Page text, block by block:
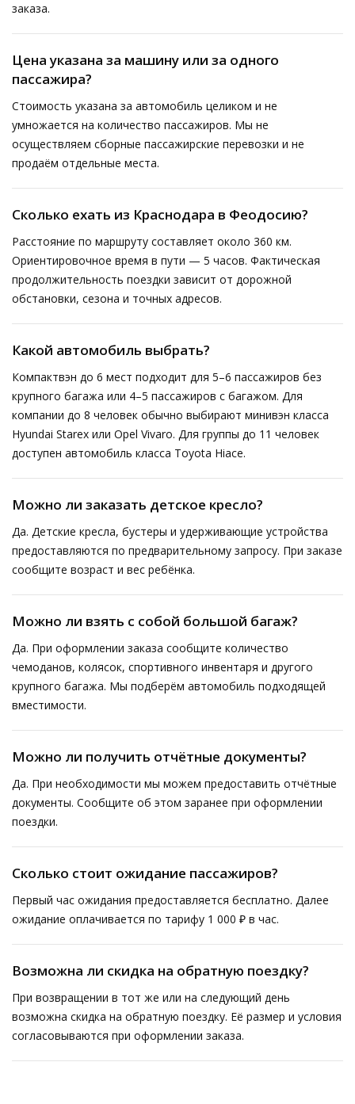
заказа.
Цена указана за машину или за одного
пассажира?
Стоимость указана за автомобиль целиком и не
умножается на количество пассажиров. Мы не
осуществляем сборные пассажирские перевозки и не
продаём отдельные места.
Сколько ехать из Краснодара в Феодосию?
Расстояние по маршруту составляет около 360 км.
Ориентировочное время в пути — 5 часов. Фактическая
продолжительность поездки зависит от дорожной
обстановки, сезона и точных адресов.
Какой автомобиль выбрать?
Компактвэн до 6 мест подходит для 5–6 пассажиров без
крупного багажа или 4–5 пассажиров с багажом. Для
компании до 8 человек обычно выбирают минивэн класса
Hyundai Starex или Opel Vivaro. Для группы до 11 человек
доступен автомобиль класса Toyota Hiace.
Можно ли заказать детское кресло?
Да. Детские кресла, бустеры и удерживающие устройства
предоставляются по предварительному запросу. При заказе
сообщите возраст и вес ребёнка.
Можно ли взять с собой большой багаж?
Да. При оформлении заказа сообщите количество
чемоданов, колясок, спортивного инвентаря и другого
крупного багажа. Мы подберём автомобиль подходящей
вместимости.
Можно ли получить отчётные документы?
Да. При необходимости мы можем предоставить отчётные
документы. Сообщите об этом заранее при оформлении
поездки.
Сколько стоит ожидание пассажиров?
Первый час ожидания предоставляется бесплатно. Далее
ожидание оплачивается по тарифу 1 000 ₽ в час.
Возможна ли скидка на обратную поездку?
При возвращении в тот же или на следующий день
возможна скидка на обратную поездку. Её размер и условия
согласовываются при оформлении заказа.